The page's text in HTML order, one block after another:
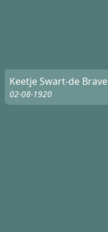
Keetje Swart-de Brave
02-08-1920